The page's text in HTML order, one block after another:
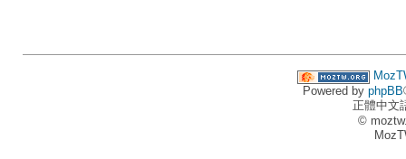
Powered by phpBB
正體中文
©